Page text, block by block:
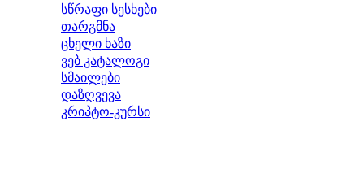
სწრაფი სესხები
თარგმნა
ცხელი ხაზი
ვებ კატალოგი
სმაილები
დაზღვევა
კრიპტო-კურსი